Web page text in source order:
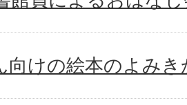
向けの絵本のよみき